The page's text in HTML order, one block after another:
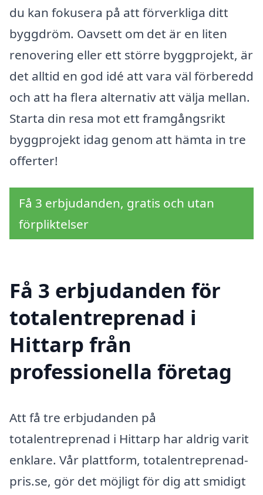
du kan fokusera på att förverkliga ditt
byggdröm. Oavsett om det är en liten
renovering eller ett större byggprojekt, är
det alltid en god idé att vara väl förberedd
och att ha flera alternativ att välja mellan.
Starta din resa mot ett framgångsrikt
byggprojekt idag genom att hämta in tre
offerter!
Få 3 erbjudanden, gratis och utan
förpliktelser
Få 3 erbjudanden för
totalentreprenad i
Hittarp från
professionella företag
Att få tre erbjudanden på
totalentreprenad i Hittarp har aldrig varit
enklare. Vår plattform, totalentreprenad-
pris.se, gör det möjligt för dig att smidigt